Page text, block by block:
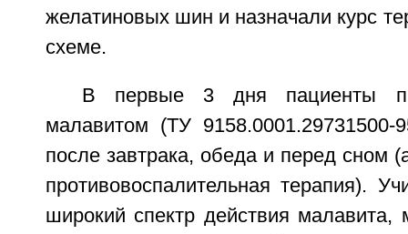
желатиновых шин и назначали курс
схеме.
В первые 3 дня пациенты
малавитом (ТУ
после завтрака, обеда и перед сном
противовоспалительная терапия).
широкий спектр действия малавита,